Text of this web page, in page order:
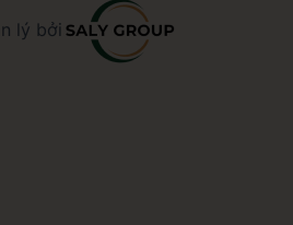
lý bởi